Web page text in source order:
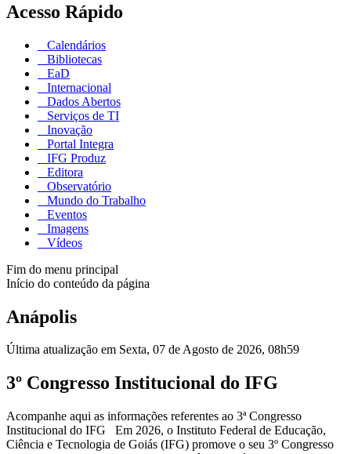
Acesso Rápido
Calendários
Bibliotecas
EaD
Internacional
Dados Abertos
Serviços de TI
Inovação
Portal Integra
IFG Produz
Editora
Observatório
Mundo do Trabalho
Eventos
Imagens
Vídeos
Fim do menu principal
Início do conteúdo da página
Anápolis
Última atualização em Sexta, 07 de Agosto de 2026, 08h59
3º Congresso Institucional do IFG
Acompanhe aqui as informações referentes ao 3ª Congresso
Institucional do IFG Em 2026, o Instituto Federal de Educação,
Ciência e Tecnologia de Goiás (IFG) promove o seu 3º Congresso